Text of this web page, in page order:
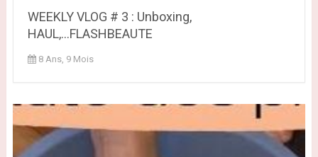
WEEKLY VLOG # 3 : Unboxing,
HAUL,...FLASHBEAUTE
8 Ans, 9 Mois